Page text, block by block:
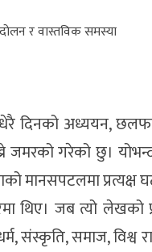
दिनको अध्ययन,
जमरको गरेको छु।
मानसपटलमा
थिए। जब त्यो
संस्कृति, समाज,